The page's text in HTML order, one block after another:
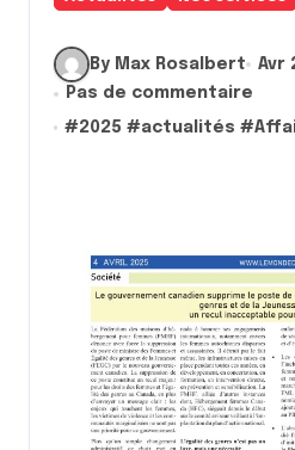
By Max Rosalbert
Avr
Pas de commentaire
#2025 #actualités #